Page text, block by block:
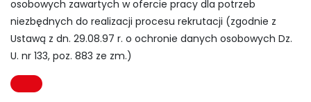
osobowych zawartych w ofercie pracy dla potrzeb
niezbędnych do realizacji procesu rekrutacji (zgodnie z
Ustawą z dn. 29.08.97 r. o ochronie danych osobowych Dz.
U. nr 133, poz. 883 ze zm.)